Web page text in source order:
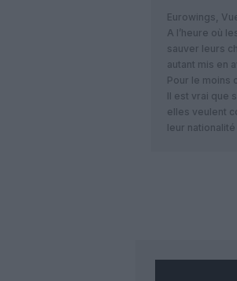
Eurowings,
A l’heure où
sauver leurs
autant mis en
Pour le moins
Il est vrai que
elles veulent
leur